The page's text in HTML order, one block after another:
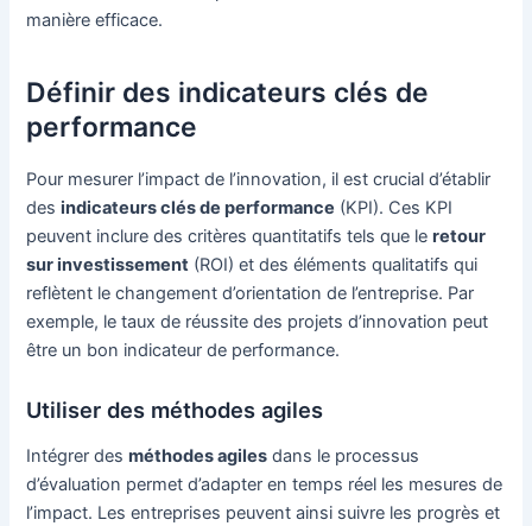
manière efficace.
Définir des indicateurs clés de
performance
Pour mesurer l’impact de l’innovation, il est crucial d’établir
desindicateurs clés de performance (KPI). Ces KPI
peuvent inclure des critères quantitatifs tels que leretour
sur investissement (ROI) et des éléments qualitatifs qui
reflètent le changement d’orientation de l’entreprise. Par
exemple, le taux de réussite des projets d’innovation peut
être un bon indicateur de performance.
Utiliser des méthodes agiles
Intégrer desméthodes agiles dans le processus
d’évaluation permet d’adapter en temps réel les mesures de
l’impact. Les entreprises peuvent ainsi suivre les progrès et